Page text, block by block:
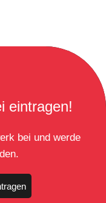
eintragen!
bei und werde